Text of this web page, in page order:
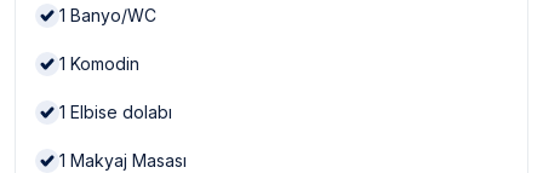
1 Banyo/WC
1 Komodin
1 Elbise dolabı
1 Makyaj Masası